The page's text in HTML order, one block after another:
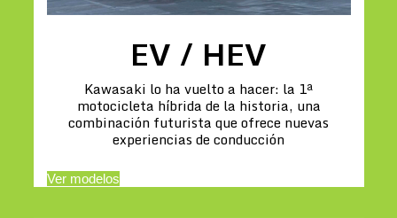
EV / HEV
Kawasaki lo ha vuelto a hacer: la 1ª
motocicleta híbrida de la historia, una
combinación futurista que ofrece nuevas
experiencias de conducción
Ver modelos